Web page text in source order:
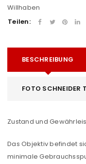
Willhaben
Teilen:
BESCHREIBUNG
FOTO SCHNEIDER
Zustand und
Das Objektiv befindet
minimale